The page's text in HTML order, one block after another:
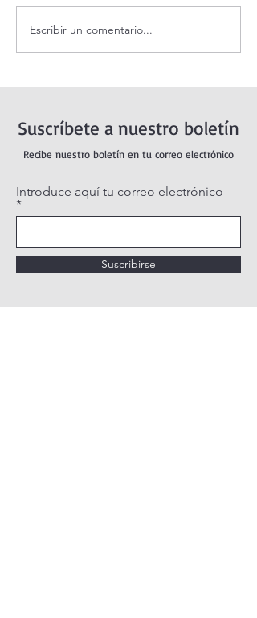
Coronilla de la Divina
Misericordia.
Escribir un comentario...
Suscríbete a nuestro boletín
Recibe nuestro boletín en tu correo electrónico
Introduce aquí tu correo electrónico
Suscribirse